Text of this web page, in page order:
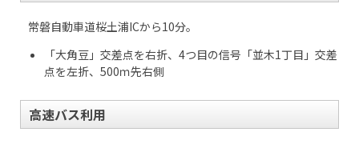
常磐自動車道桜土浦ICから10分。
「大角豆」交差点を右折、4つ目の信号「並木1丁目」交差
点を左折、500ｍ先右側
高速バス利用